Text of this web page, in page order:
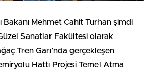
Bakanı Mehmet Cahit Turhan şimdi
Sanatlar Fakültesi olarak
Tren Garı’nda gerçekleşen
Hattı Projesi Temel Atma